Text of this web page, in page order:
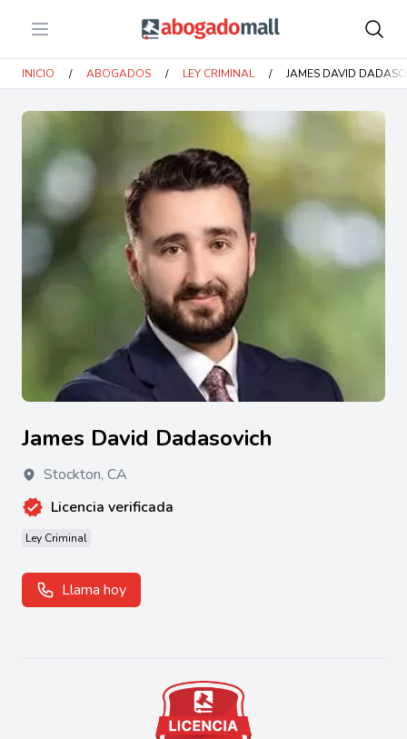
Open menu Abogadomall
INICIO / ABOGADOS / LEY CRIMINAL / JAMES DAVID
James David Dadasovich
Stockton, CA
Licencia verificada
Ley Criminal
Llama hoy